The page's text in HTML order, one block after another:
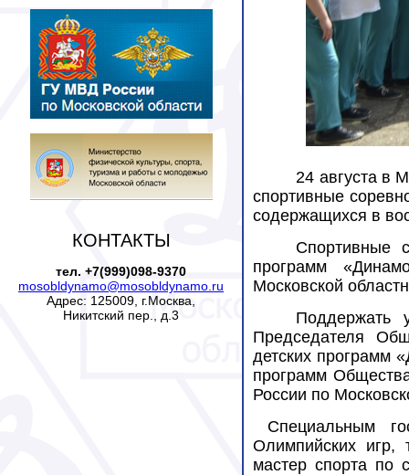
КОНТАКТЫ
тел. +7(999)098-9370
mosobldynamo@mosobldynamo.ru
Адрес: 125009, г.Москва,
Никитский пер., д.3
24 августа в
спортивные
содержащихся в
Спортивные
программ
Московской
Поддержать
Председателя
детских программ
программ
России по
Специальным
Олимпийских игр,
мастер спорта по